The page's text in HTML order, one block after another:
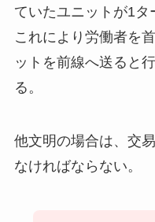
ていたユニットが1タ
これにより労働者を
ットを前線へ送ると
る。
他文明の場合は、交
なければならない。